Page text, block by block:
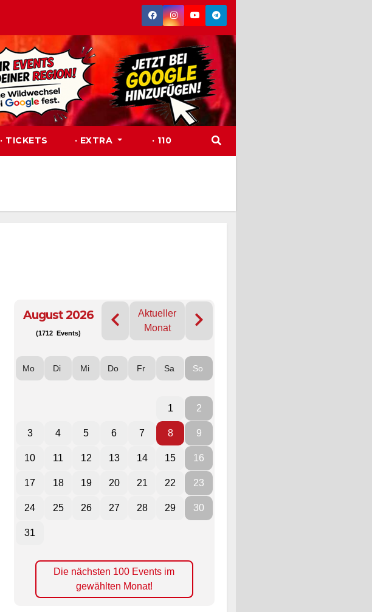
· TICKETS · EXTRA · 110
August 2026
(1712 Events)
Aktueller
Monat
Mo Di Mi Do Fr Sa So
1 2
3 4 5 6 7 8 9
10 11 12 13 14 15 16
17 18 19 20 21 22 23
24 25 26 27 28 29 30
31
Die nächsten 100 Events im
gewählten Monat!